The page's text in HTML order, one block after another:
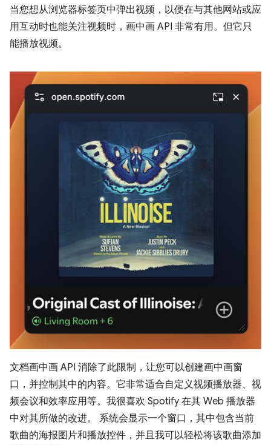
当您想从浏览器标签页中弹出视频，以便在与其他网站或应
用互动时也能关注视频时，画中画 API 非常有用。但它只
能播放视频。
文档画中画 API 消除了此限制，让您可以创建画中画窗
口，并控制其中的内容。它非常适合自定义视频播放器、视
频会议和效率应用等。我很喜欢 Spotify 在其 Web 播放器
中对其所做的改进。 系统会显示一个窗口，其中包含当前
歌曲的海报图片和播放控件，并且我可以轻松将该歌曲添加